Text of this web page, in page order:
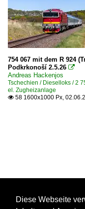
754 067 mit dem R 924
Podkrkonoší 2.5.26 
Andreas Hackenjos
Tschechien / Dieselloks / 2
el. Zugheizanlage
 58 1600x1000 Px,
Diese Webseite